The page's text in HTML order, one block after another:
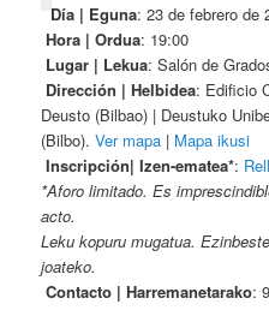
Día | Eguna: 23 de febrero de
Hora | Ordua: 19:00
Lugar | Lekua: Salón de
Dirección | Helbidea: Edificio
Deusto (Bilbao) | Deustuko
(Bilbo).Ver mapa | Mapa ikusi
Inscripción| Izen-ematea*:
*Aforo limitado. Es
acto.
Leku kopuru mugatua.
joateko.
Contacto | Harremanetarako: